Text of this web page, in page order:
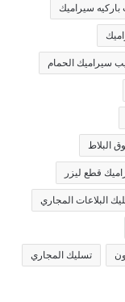
باركيه سيراميك
سيراميك الحمام
البلاط
قطع ليزر
البلاعات المجاري
تسليك المجاري